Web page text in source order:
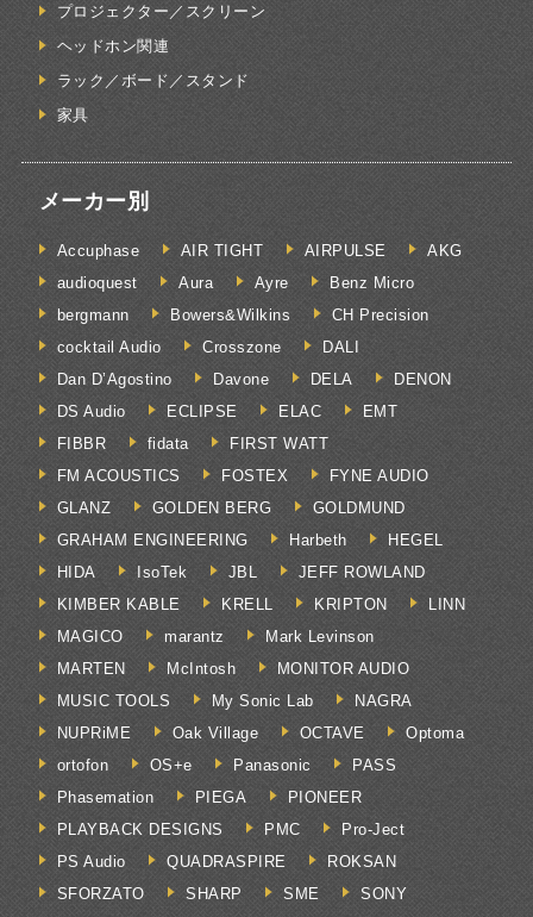
プロジェクター／スクリーン
ヘッドホン関連
ラック／ボード／スタンド
家具
メーカー別
Accuphase AIR TIGHT AIRPULSE
AKG
audioquest
Aura Ayre
Benz Micro
bergmann
Bowers&Wilkins
CH Precision
cocktail Audio
Crosszone
DALI
Dan D’Agostino
Davone DELA
DENON
DS Audio
ECLIPSE ELAC
EMT
FIBBR
fidata
FIRST WATT
FM ACOUSTICS
FOSTEX
FYNE AUDIO
GLANZ
GOLDEN BERG
GOLDMUND
GRAHAM ENGINEERING
Harbeth
HEGEL
HIDA
IsoTek JBL
JEFF ROWLAND
KIMBER KABLE
KRELL KRIPTON
LINN
MAGICO
marantz
Mark Levinson
MARTEN
McIntosh
MONITOR AUDIO
MUSIC TOOLS
My Sonic Lab
NAGRA
NUPRiME
Oak Village OCTAVE
Optoma
ortofon
OS+e Panasonic
PASS
Phasemation
PIEGA
PIONEER
PLAYBACK DESIGNS
PMC
Pro-Ject
PS Audio
QUADRASPIRE
ROKSAN
SFORZATO
SHARP SME
SONY